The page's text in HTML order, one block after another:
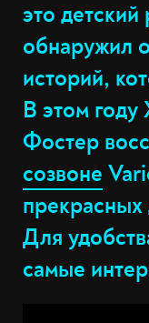
это
обнаружил
историй,
В этом
Фостер
созвоне
Для
самые